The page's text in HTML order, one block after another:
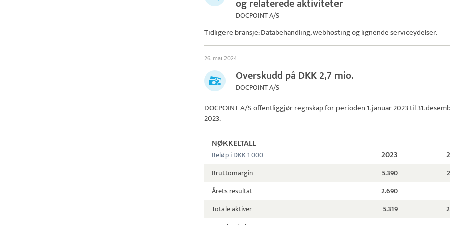
og relaterede aktiviteter
DOCPOINT A/S
Tidligere bransje: Databehandling, webhosting og lignende serviceydelser.
26. mai 2024
Overskudd på DKK 2,7 mio.
DOCPOINT A/S
DOCPOINT A/Soffentliggjør regnskap for perioden 1. januar 2023 til 31.
2023.
NØKKELTALL
Beløp i DKK 1 000 2023
Bruttomargin 5.390
Årets resultat
2.690
Totale aktiver
5.319